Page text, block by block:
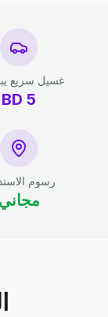
غسيل سريع
5
BD
رسوم
مجاني